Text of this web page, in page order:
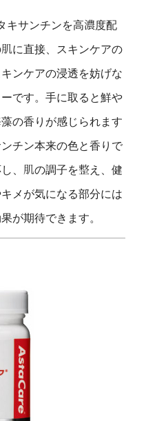
キサンチンを高濃度配
に直接、スキンケアの
ンケアの浸透を妨げな
です。手に取ると鮮や
の香りが感じられます
チン本来の色と香りで
、肌の調子を整え、健
メが気になる部分には
が期待できます。